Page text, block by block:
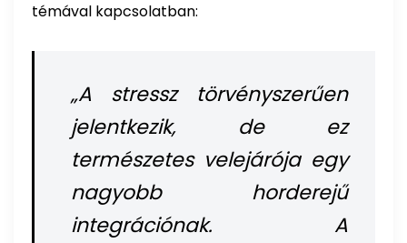
témával kapcsolatban:
„A stressz törvényszerűen
jelentkezik, de ez
természetes velejárója egy
nagyobb horderejű
integrációnak. A